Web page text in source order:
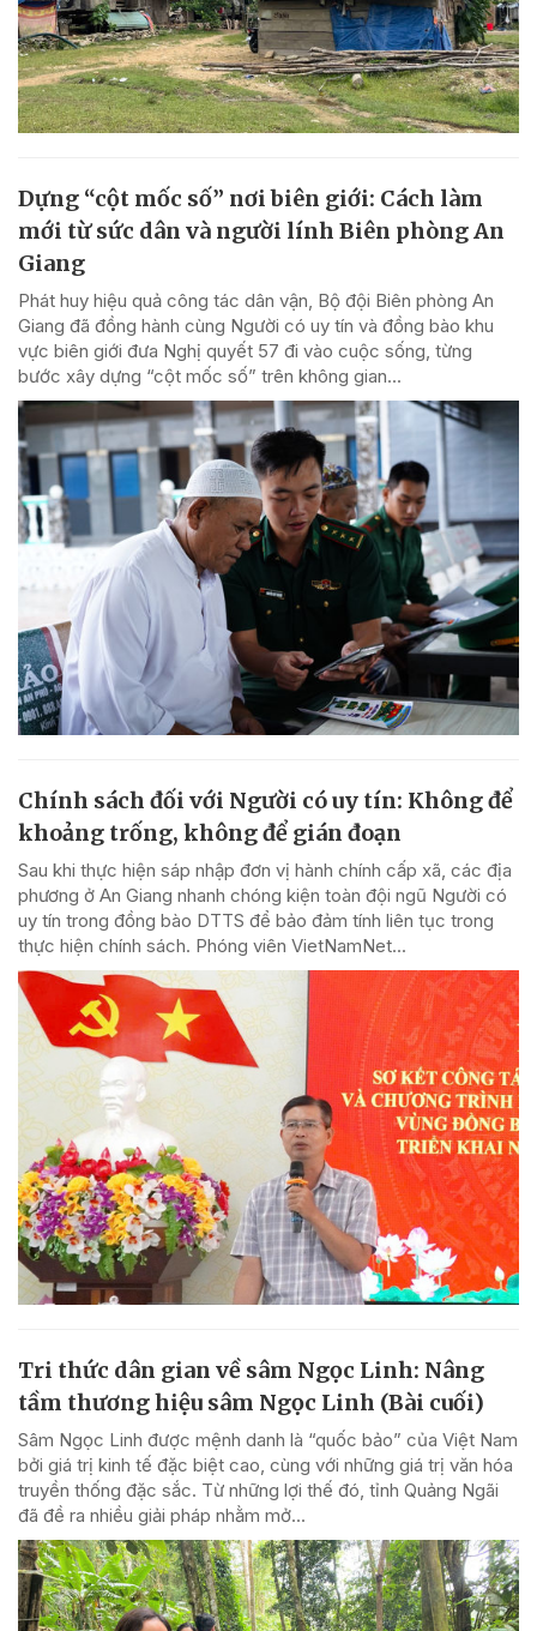
Dựng “cột mốc số” nơi biên giới: Cách làm
mới từ sức dân và người lính Biên phòng An
Giang
Phát huy hiệu quả công tác dân vận, Bộ đội Biên phòng An
Giang đã đồng hành cùng Người có uy tín và đồng bào khu
vực biên giới đưa Nghị quyết 57 đi vào cuộc sống, từng
bước xây dựng “cột mốc số” trên không gian...
Chính sách đối với Người có uy tín: Không để
khoảng trống, không để gián đoạn
Sau khi thực hiện sáp nhập đơn vị hành chính cấp xã, các địa
phương ở An Giang nhanh chóng kiện toàn đội ngũ Người có
uy tín trong đồng bào DTTS để bảo đảm tính liên tục trong
thực hiện chính sách. Phóng viên VietNamNet...
Tri thức dân gian về sâm Ngọc Linh: Nâng
tầm thương hiệu sâm Ngọc Linh (Bài cuối)
Sâm Ngọc Linh được mệnh danh là “quốc bảo” của Việt Nam
bởi giá trị kinh tế đặc biệt cao, cùng với những giá trị văn hóa
truyền thống đặc sắc. Từ những lợi thế đó, tỉnh Quảng Ngãi
đã đề ra nhiều giải pháp nhằm mở...